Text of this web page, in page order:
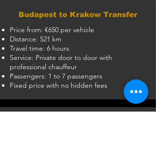
Budapest to Krakow Transfer
Price from: €650 per vehicle
Distance: 521 km
Travel time: 6 hours
Service: Private door to door with
professional chauffeur
Passengers: 1 to 7 passengers
Fixed price with no hidden fees